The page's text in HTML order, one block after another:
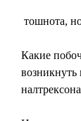
тошнота,
Какие
возникнуть